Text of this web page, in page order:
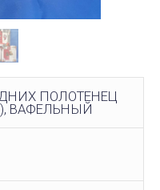
ПОЛОТЕНЕЦ
ВАФЕЛЬНЫЙ